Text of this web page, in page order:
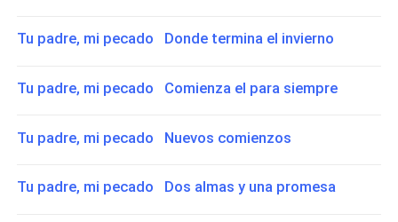
Tu padre, mi pecado Donde termina el invierno
Tu padre, mi pecado Comienza el para siempre
Tu padre, mi pecado Nuevos comienzos
Tu padre, mi pecado Dos almas y una promesa